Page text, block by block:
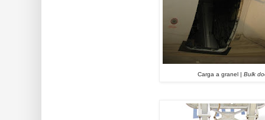
Carga a granel | Bulk